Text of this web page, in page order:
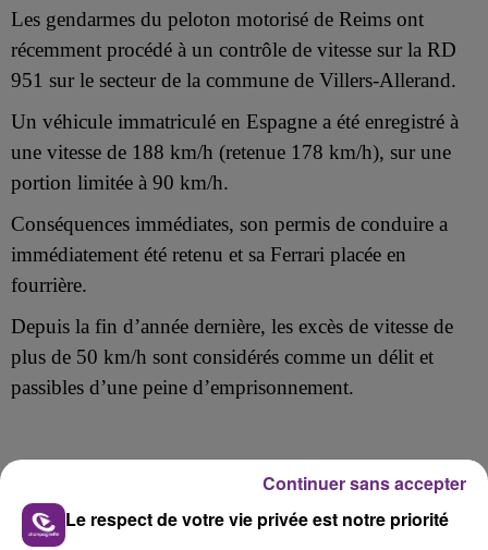
Les gendarmes du peloton motorisé de Reims ont
récemment procédé à un contrôle de vitesse sur la RD
951 sur le secteur de la commune de Villers-Allerand.
Un véhicule immatriculé en Espagne a été enregistré à
une vitesse de 188 km/h (retenue 178 km/h), sur une
portion limitée à 90 km/h.
Conséquences immédiates, son permis de conduire a
immédiatement été retenu et sa Ferrari placée en
fourrière.
Depuis la fin d’année dernière, les excès de vitesse de
plus de 50 km/h sont considérés comme un délit et
passibles d’une peine d’emprisonnement.
FIL D'ACTU
Le respect de votre vie privée est notre priorité
Continuer sans accepter